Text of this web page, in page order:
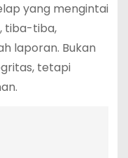
yang mengintai
tiba-tiba,
laporan. Bukan
tetapi